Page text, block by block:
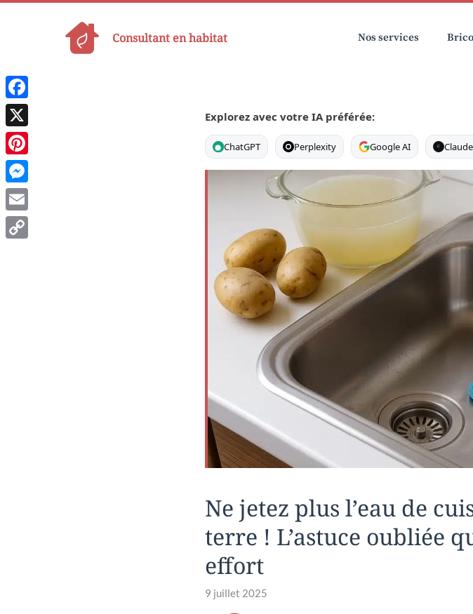
Consultant en habitat Nos services
Explorez avec votre IA préférée:
ChatGPT Perplexity Google AI C
Ne jetez plus l’eau de
terre ! L’astuce oubliée
effort
9 juillet 2025
Facebook
X
Pinterest
Messenger
Email